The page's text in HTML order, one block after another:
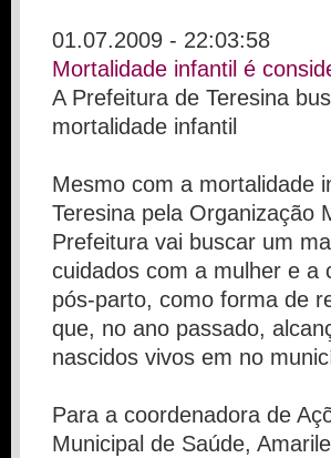
01.07.2009 - 22:03:58
Mortalidade infantil é
A Prefeitura de Teresina
mortalidade infantil
Mesmo com a mortalidade
Teresina pela Organização
Prefeitura vai buscar um
cuidados com a mulher e a
pós-parto, como forma de
que, no ano passado,
nascidos vivos em no
Para a coordenadora de
Municipal de Saúde,